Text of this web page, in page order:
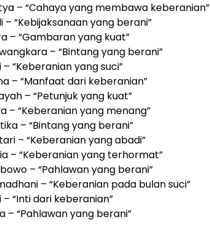
– “Cahaya yang membawa keberanian”
– “Kebijaksanaan yang berani”
– “Gambaran yang kuat”
– “Bintang yang berani”
“Keberanian yang suci”
– “Manfaat dari keberanian”
– “Petunjuk yang kuat”
– “Keberanian yang menang”
– “Bintang yang berani”
– “Keberanian yang abadi”
– “Keberanian yang terhormat”
– “Pahlawan yang berani”
– “Keberanian pada bulan suci”
– “Inti dari keberanian”
– “Pahlawan yang berani”